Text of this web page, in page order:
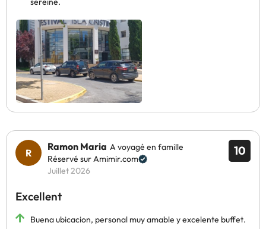
10
Ramon Maria A voyagé en famille
Réservé sur Amimir.com
Juillet 2026
Excellent
Buena ubicacion, personal muy amable y excelente buffet.